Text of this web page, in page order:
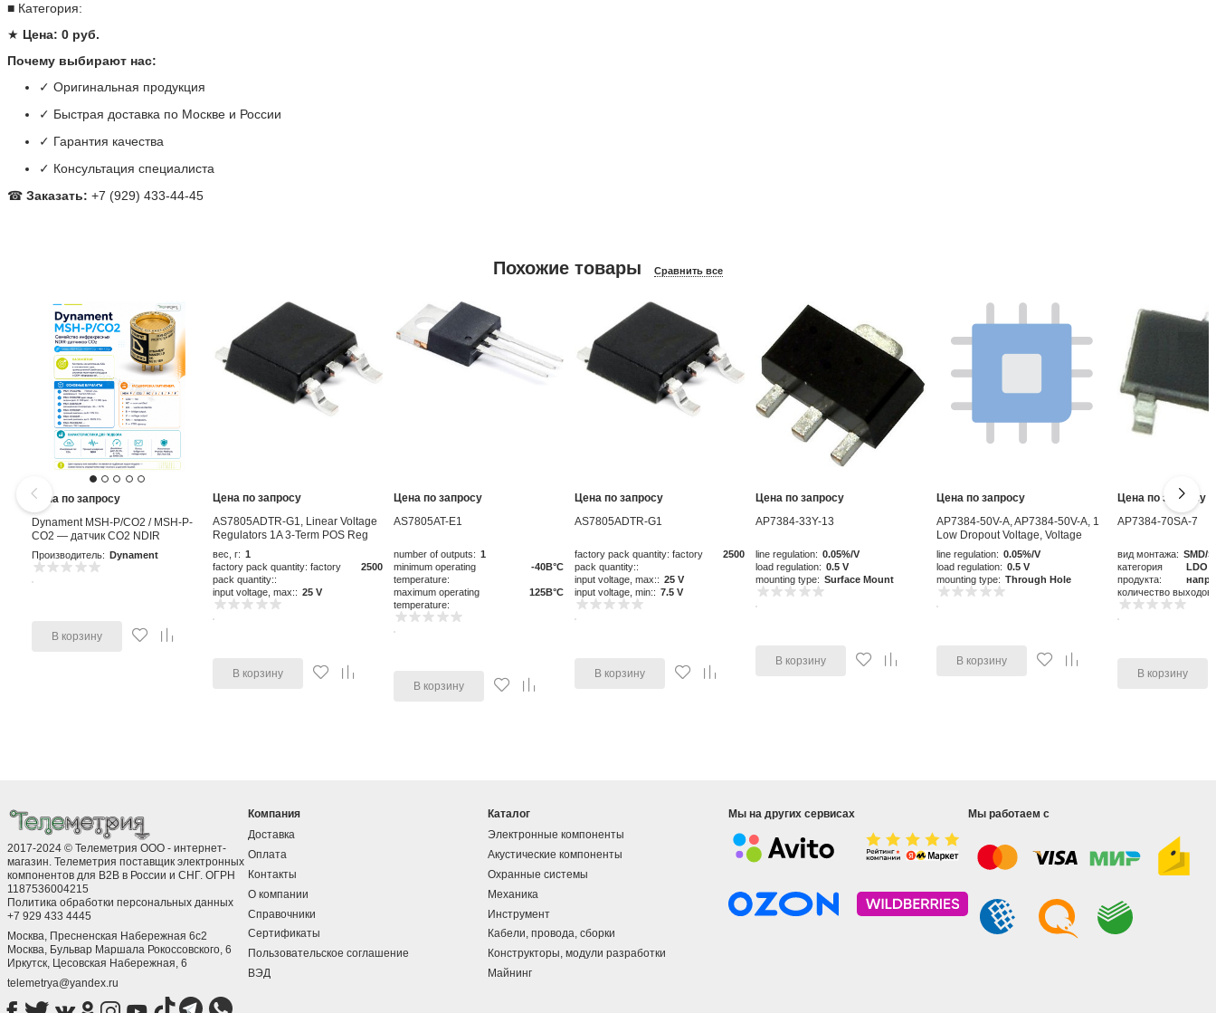
■ Категория:
★ Цена: 0 руб.
Почему выбирают нас:
✓ Оригинальная продукция
✓ Быстрая доставка по Москве и России
✓ Гарантия качества
✓ Консультация специалиста
☎Заказать: +7 (929) 433-44-45
Похожие товары Сравнить все
Цена по запросу
Dynament MSH-P/CO2 / MSH-P-
CO2 — датчик CO2 NDIR
Производитель: Dynament
В корзину
Цена по запросу
AS7805ADTR-G1, Linear Voltage
Regulators 1A 3-Term POS Reg
Output 1A
вес, г: 1
factory pack quantity: factory
pack quantity::
2500
input voltage, max:: 25 V
В корзину
Цена по запросу
AS7805AT-E1
number of outputs: 1
minimum operating
temperature:
-40В°C
maximum operating
temperature:
125В°C
В корзину
Цена по запросу
AS7805ADTR-G1
factory pack quantity: factory
pack quantity::
2500
input voltage, max:: 25 V
input voltage, min:: 7.5 V
В корзину
Цена по запросу
AP7384-33Y-13
line regulation: 0.05%/V
load regulation: 0.5 V
mounting type: Surface Mount
В корзину
Цена по запросу
AP7384-50V-A, AP7384-50V-A, 1
Low Dropout Voltage, Voltage
Regulator 50mA, 5 V 3-Pin, TO-92
line regulation: 0.05%/V
load regulation: 0.5 V
mounting type: Through Hole
В корзину
Цена по запросу
AP7384-70SA-7
вид монтажа: SMD/
категория
продукта:
LDO
количество выходов:
В корзину
2017-2024 © Телеметрия ООО - интернет-
магазин. Телеметрия поставщик электронных
компонентов для B2B в России и СНГ. ОГРН
1187536004215
Политика обработки персональных данных
+7 929 433 4445
Москва, Пресненская Набережная 6с2
Москва, ​Бульвар Маршала Рокоссовского, 6
Иркутск, ​Цесовская Набережная, 6
telemetrya@yandex.ru
Компания
Доставка
Оплата
Контакты
О компании
Справочники
Сертификаты
Пользовательское соглашение
ВЭД
Каталог
Электронные компоненты
Акустические компоненты
Охранные системы
Механика
Инструмент
Кабели, провода, сборки
Конструкторы, модули разработки
Майнинг
Мы на других сервисах Мы работаем с